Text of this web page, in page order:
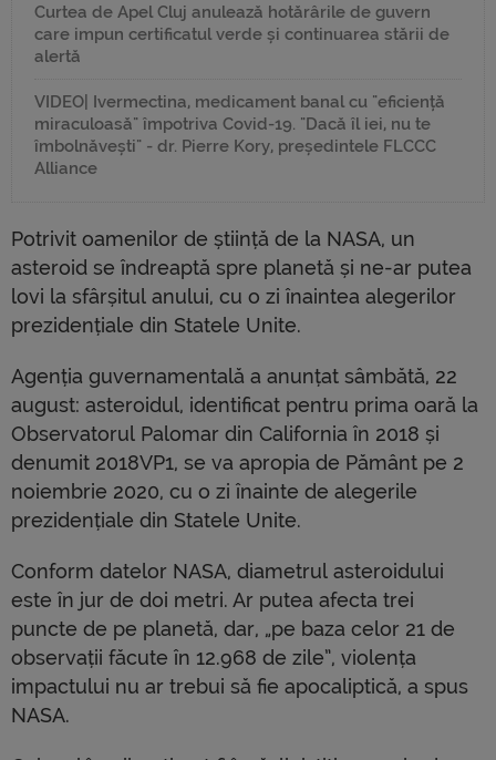
Curtea de Apel Cluj anulează hotărârile de guvern
care impun certificatul verde și continuarea stării de
alertă
VIDEO| Ivermectina, medicament banal cu "eficiență
miraculoasă" împotriva Covid-19. "Dacă îl iei, nu te
îmbolnăvești" - dr. Pierre Kory, președintele FLCCC
Alliance
Potrivit oamenilor de știință de la NASA, un
asteroid se îndreaptă spre planetă și ne-ar putea
lovi la sfârșitul anului, cu o zi înaintea alegerilor
prezidențiale din Statele Unite.
Agenția guvernamentală a anunțat sâmbătă, 22
august: asteroidul, identificat pentru prima oară la
Observatorul Palomar din California în 2018 și
denumit 2018VP1, se va apropia de Pământ pe 2
noiembrie 2020, cu o zi înainte de alegerile
prezidențiale din Statele Unite.
Conform datelor NASA, diametrul asteroidului
este în jur de doi metri. Ar putea afecta trei
puncte de pe planetă, dar, „pe baza celor 21 de
observații făcute în 12.968 de zile”, violența
impactului nu ar trebui să fie apocaliptică, a spus
NASA.